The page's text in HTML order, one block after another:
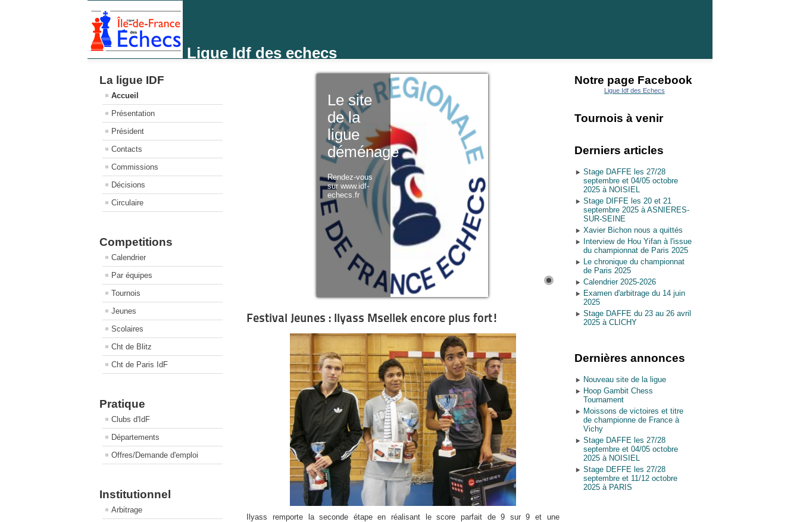
Ligue Idf des echecs
La ligue IDF
Accueil
Présentation
Président
Contacts
Commissions
Décisions
Circulaire
Competitions
Calendrier
Par équipes
Tournois
Jeunes
Scolaires
Cht de Blitz
Cht de Paris IdF
Pratique
Clubs d'IdF
Départements
Offres/Demande d'emploi
Institutionnel
Arbitrage
Le site
de la
ligue
déménage
Rendez-vous
sur www.idf-
echecs.fr
Festival Jeunes : Ilyass Msellek encore plus fort!
Ilyass remporte la seconde étape en réalisant le score parfait de 9 sur 9 et une
Notre page Facebook
Ligue Idf des Echecs
Tournois à venir
Derniers articles
Stage DAFFE les 27/28
septembre et 04/05 octobre
2025 à NOISIEL
Stage DIFFE les 20 et 21
septembre 2025 à ASNIERES-
SUR-SEINE
Xavier Bichon nous a quittés
Interview de Hou Yifan à l'issue
du championnat de Paris 2025
Le chronique du championnat
de Paris 2025
Calendrier 2025-2026
Examen d'arbitrage du 14 juin
2025
Stage DAFFE du 23 au 26 avril
2025 à CLICHY
Dernières annonces
Nouveau site de la ligue
Hoop Gambit Chess
Tournament
Moissons de victoires et titre
de championne de France à
Vichy
Stage DAFFE les 27/28
septembre et 04/05 octobre
2025 à NOISIEL
Stage DEFFE les 27/28
septembre et 11/12 octobre
2025 à PARIS